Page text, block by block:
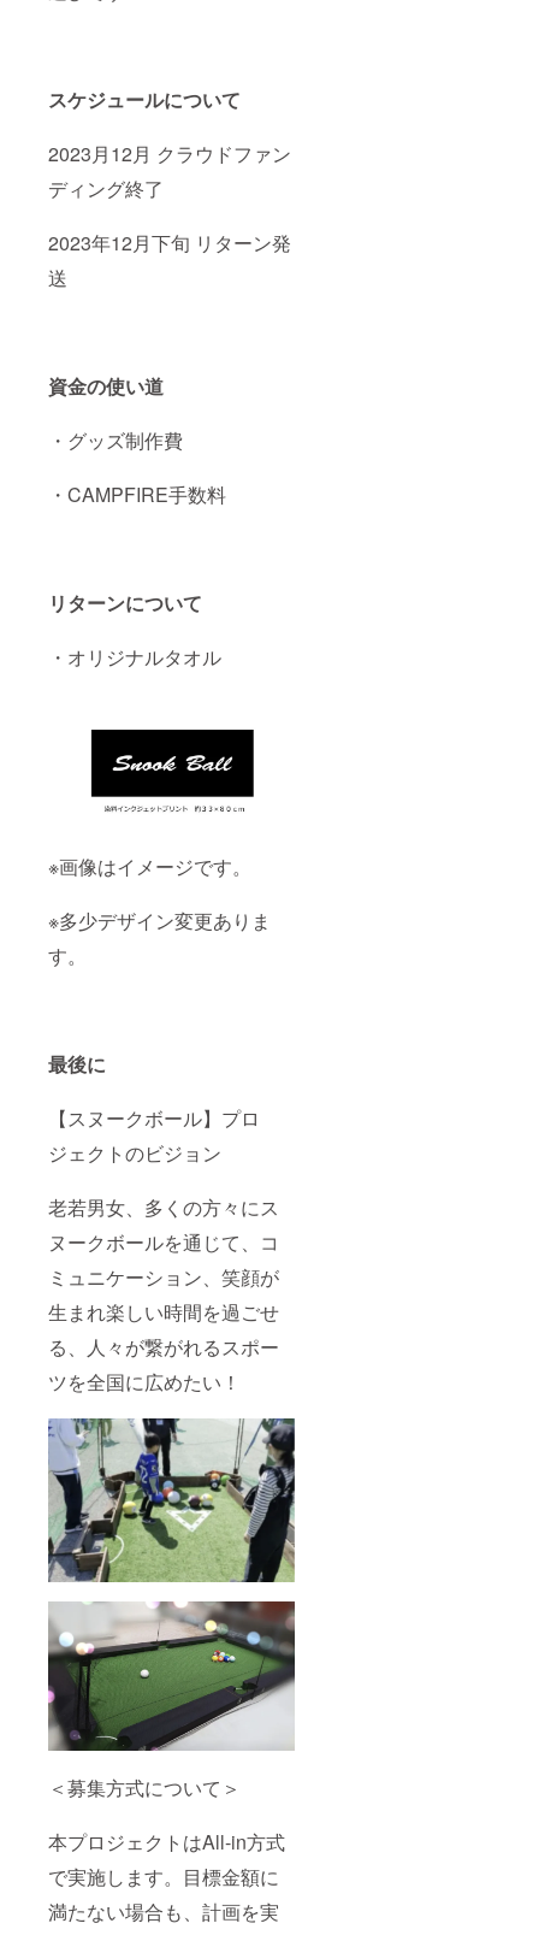
スケジュールについて
2023月12月 クラウドファン
ディング終了
2023年12月下旬 リターン発
送
資金の使い道
・グッズ制作費
・CAMPFIRE手数料
リターンについて
・オリジナルタオル
※画像はイメージです。
※多少デザイン変更ありま
す。
最後に
【スヌークボール】プロ
ジェクトのビジョン
老若男女、多くの方々にス
ヌークボールを通じて、コ
ミュニケーション、笑顔が
生まれ楽しい時間を過ごせ
る、人々が繋がれるスポー
ツを全国に広めたい！
＜募集方式について＞
本プロジェクトはAll-in方式
で実施します。目標金額に
満たない場合も、計画を実